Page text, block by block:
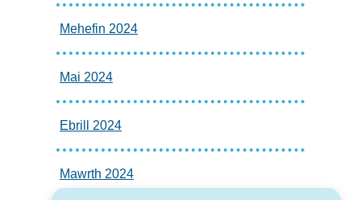
Mehefin 2024
Mai 2024
Ebrill 2024
Mawrth 2024